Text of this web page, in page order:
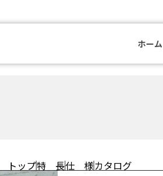
ホーム
トップ特 長仕 様カタログ